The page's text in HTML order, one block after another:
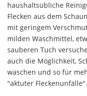
haushaltsübliche
Flecken aus dem
mit geringem
milden Waschmittel,
sauberen Tuch
auch die Möglichkeit,
waschen und so für
"aktuter Fleckenunfälle".